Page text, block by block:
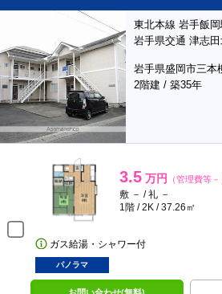
東北本線 岩手飯
岩手県交通 津志
岩手県盛岡市三本
2階建 / 築35年
3.5 万円 （管理費等－
敷 － / 礼 －
1階 / 2K / 37.26㎡
ガス給湯・シャワー付
パノラマ